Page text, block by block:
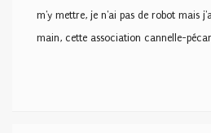
m'y mettre, je n'ai pas de robot mais
main, cette association cannelle-